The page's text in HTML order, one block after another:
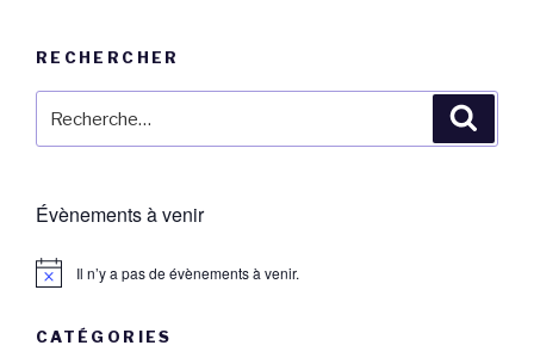
RECHERCHER
Évènements à venir
Il n’y a pas de évènements à venir.
CATÉGORIES